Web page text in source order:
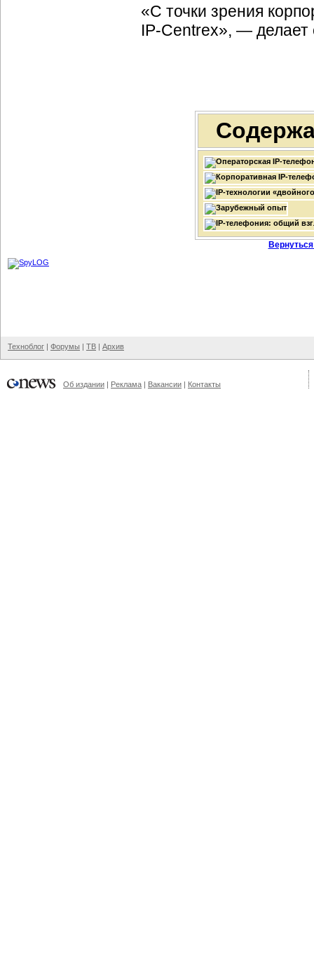
«С точки зрения
IP-Centrex», — делает
Техноблог | Форумы | ТВ | Архив
Об издании | Реклама | Вакансии | Контакты